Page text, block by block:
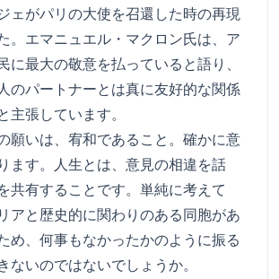
ェがパリの大使を召還した時の再現
。エマニュエル・マクロン氏は、ア
に最大の敬意を払っていると語り、
のパートナーとは真に友好的な関係
主張しています。
願いは、宥和であること。確かに意
ます。人生とは、意見の相違を話
共有することです。単純に考えて
アと歴史的に関わりのある同胞があ
め、何事もなかったかのように振る
ないのではないでしょうか。